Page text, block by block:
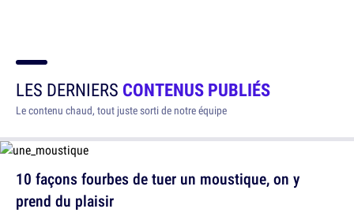
LES DERNIERS CONTENUS PUBLIÉS
Le contenu chaud, tout juste sorti de notre équipe
10 façons fourbes de tuer un moustique, on y
prend du plaisir